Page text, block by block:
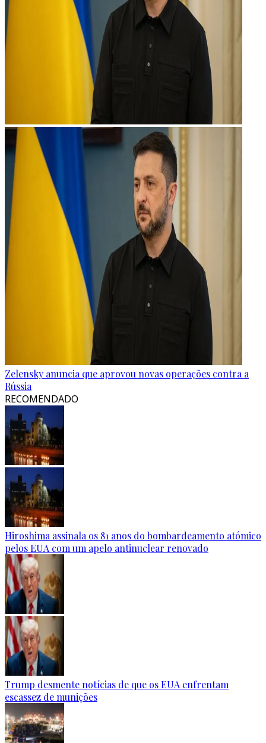
Zelensky anuncia que aprovou novas operações contra a
Rússia
RECOMENDADO
Hiroshima assinala os 81 anos do bombardeamento atómico
pelos EUA com um apelo antinuclear renovado
Trump desmente notícias de que os EUA enfrentam
escassez de munições